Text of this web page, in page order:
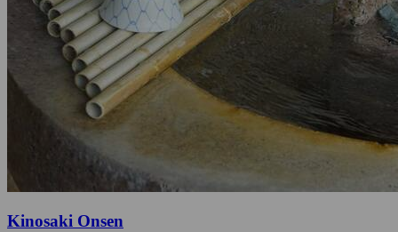
Kinosaki Onsen